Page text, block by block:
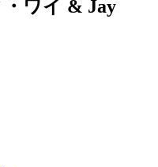
・ワイ & Jay